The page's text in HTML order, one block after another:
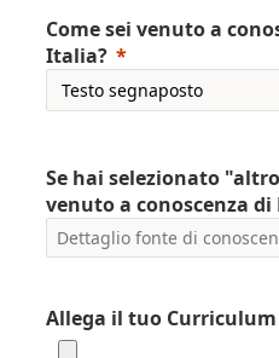
Come sei venuto a
Italia?
Se hai selezionato
venuto a conoscenza
Allega il tuo